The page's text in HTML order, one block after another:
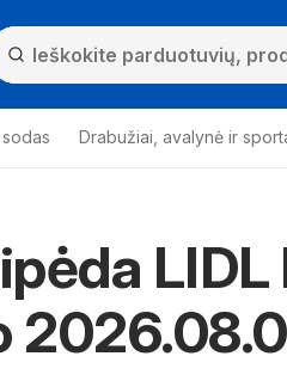
Drabužiai, avalynė ir